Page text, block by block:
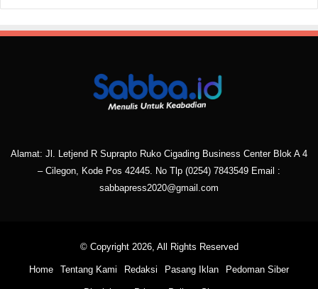
Alamat: Jl. Letjend R Suprapto Ruko Cigading Business Center Blok A 4
– Cilegon, Kode Pos 42445. No Tlp (0254) 7843549 Email :
sabbapress2020@gmail.com
© Copyright 2026, All Rights Reserved
Home Tentang Kami Redaksi Pasang Iklan Pedoman Siber